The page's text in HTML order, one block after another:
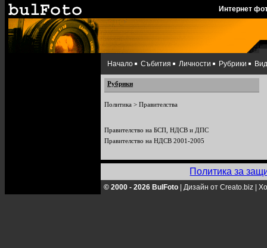
Интернет
Начало Събития Личности Рубрики
Рубрики
Политика > Правителства
Правителство на БСП, НДСВ и ДПС
Правителство на НДСВ 2001-2005
Политика за
© 2000 - 2026 BulFoto Дизайн от Creato.biz